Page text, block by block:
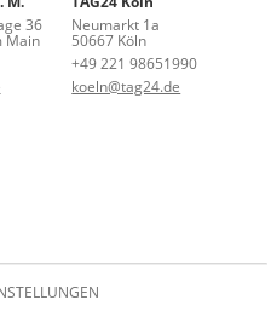
36
Main
Neumarkt 1a
50667 Köln
+49 221 98651990
koeln@tag24.de